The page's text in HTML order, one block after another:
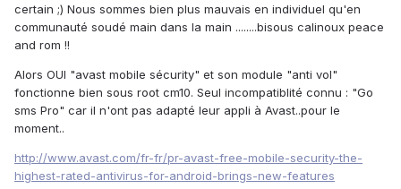
certain ;) Nous sommes bien plus mauvais en individuel qu'en
communauté soudé main dans la main ........bisous calinoux peace
and rom !!
Alors OUI "avast mobile sécurity" et son module "anti vol"
fonctionne bien sous root cm10. Seul incompatiblité connu : "Go
sms Pro" car il n'ont pas adapté leur appli à Avast..pour le
moment..
http://www.avast.com/fr-fr/pr-avast-free-mobile-security-the-
highest-rated-antivirus-for-android-brings-new-features